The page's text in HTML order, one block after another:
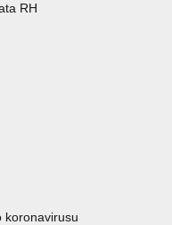
RH
koronavirusu